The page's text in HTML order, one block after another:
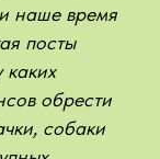
наше время
посты
каких
обрести
собаки